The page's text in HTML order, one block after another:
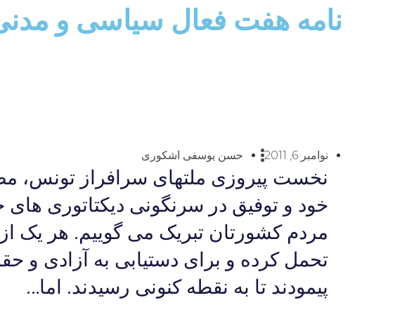
نامه هفت فعال سیاسی و
نوامبر 6, 2011 حسن یوسفی اشکوری
نخست پیروزی ملتهای سرافراز تونس،
خود و توفیق در سرنگونی دیکتاتوری
مردم کشورتان تبریک می گوییم. هر یک
تحمل کرده و برای دستیابی به آزادی و
پیمودند تا به نقطه کنونی رسیدند. اما...